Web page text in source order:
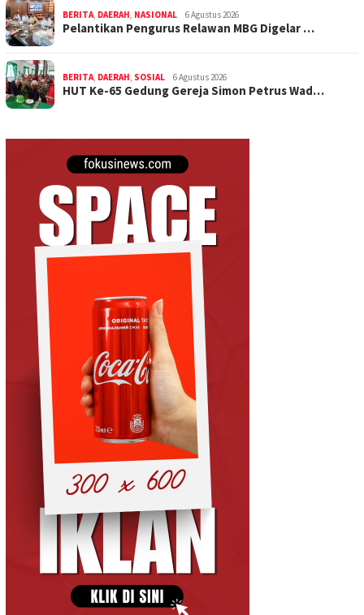
BERITA, DAERAH, NASIONAL 6 Agustus 2026
Pelantikan Pengurus Relawan MBG Digelar …
BERITA, DAERAH, SOSIAL 6 Agustus 2026
HUT Ke-65 Gedung Gereja Simon Petrus Wad…